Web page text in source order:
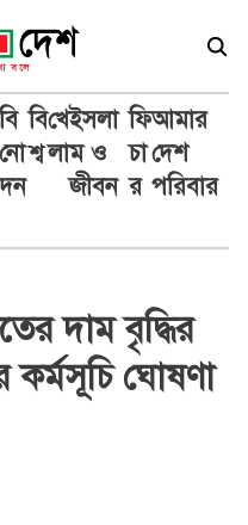
নো
বি
শ্ব
খে
লা
ইসলা
ম ও
জীবন
ফি
চা
র
আমার
দেশ
পরিবার
দাম বৃদ্ধির
কর্মসূচি ঘোষণা